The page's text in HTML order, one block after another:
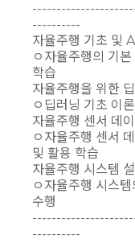
----------
자율주행 기초 및
ㅇ자율주행의 기
학습
자율주행을 위한
ㅇ딥러닝 기초 이
자율주행 센서 데
ㅇ자율주행 센서
및 활용 학습
자율주행 시스템
ㅇ자율주행 시스
수행
----------